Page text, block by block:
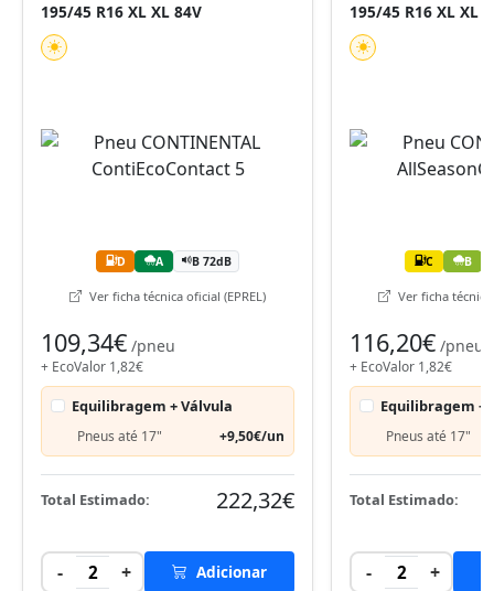
195/45 R16 XL XL 84V
D A B 72dB
Ver ficha técnica oficial (EPREL)
109,34€ /pneu
+ EcoValor 1,82€
Equilibragem + Válvula
Pneus até 17" +9,50€/un
Total Estimado: 222,32€
- 2 + Adicionar
195/45 R16 XL XL
C B
Ver ficha técnica
116,20€ /pneu
+ EcoValor 1,82€
Equilibragem +
Pneus até 17"
Total Estimado:
- 2 +